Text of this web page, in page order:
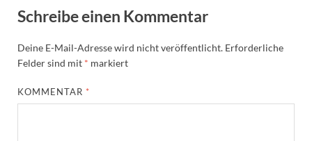
Schreibe einen Kommentar
Deine E-Mail-Adresse wird nicht veröffentlicht. Erforderliche
Felder sind mit * markiert
KOMMENTAR *